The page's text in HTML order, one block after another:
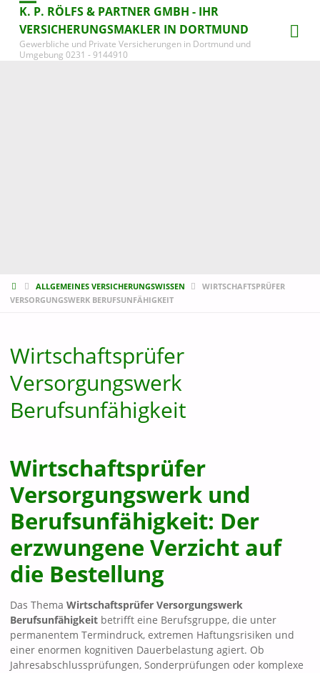
K. P. RÖLFS & PARTNER GMBH - IHR
VERSICHERUNGSMAKLER IN DORTMUND
Gewerbliche und Private Versicherungen in Dortmund und
Umgebung 0231 - 9144910
STARTALLGEMEINES VERSICHERUNGSWISSEN
WIRTSCHAFTSPRÜFER
VERSORGUNGSWERK BERUFSUNFÄHIGKEIT
Wirtschaftsprüfer
Versorgungswerk
Berufsunfähigkeit
Wirtschaftsprüfer
Versorgungswerk und
Berufsunfähigkeit: Der
erzwungene Verzicht auf
die Bestellung
Das Thema Wirtschaftsprüfer Versorgungswerk
Berufsunfähigkeitbetrifft eine Berufsgruppe, die unter
permanentem Termindruck, extremen Haftungsrisiken und
einer enormen kognitiven Dauerbelastung agiert. Ob
Jahresabschlussprüfungen, Sonderprüfungen oder komplexe